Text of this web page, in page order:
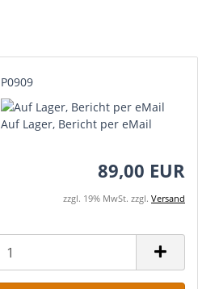
P0909
Auf Lager, Bericht per eMail
89,00 EUR
zzgl. 19% MwSt. zzgl. Versand